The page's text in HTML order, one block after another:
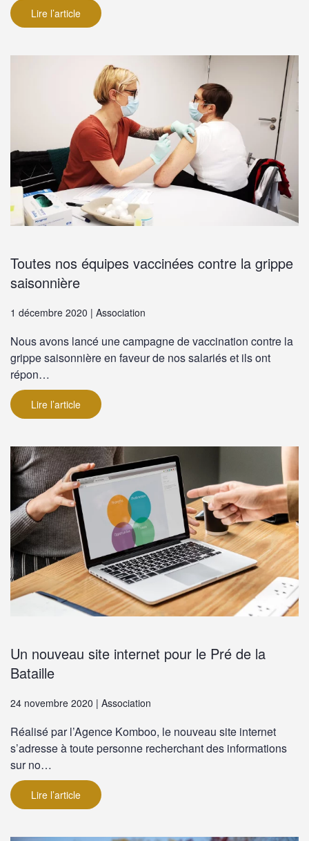
Lire l’article
Toutes nos équipes vaccinées contre la grippe
saisonnière
1 décembre 2020 | Association
Nous avons lancé une campagne de vaccination contre la
grippe saisonnière en faveur de nos salariés et ils ont
répon…
Lire l’article
Un nouveau site internet pour le Pré de la
Bataille
24 novembre 2020 | Association
Réalisé par l’Agence Komboo, le nouveau site internet
s’adresse à toute personne recherchant des informations
sur no…
Lire l’article